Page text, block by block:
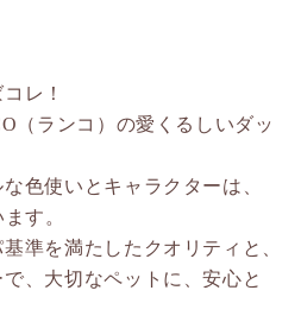
レ！
（ランコ）の愛くるしいダッ
色使いとキャラクターは、
す。
準を満たしたクオリティと、
、大切なペットに、安心と